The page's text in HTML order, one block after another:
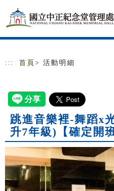
跳到主要內容
網站導覽
::: 首頁 > 活動明細
跳進音樂裡-舞蹈x
升7年級)【確定開班